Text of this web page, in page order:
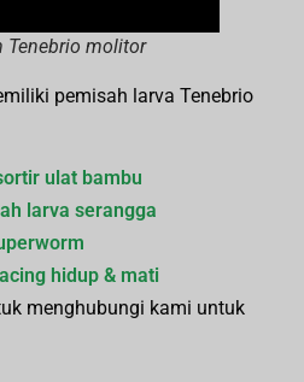
Tenebrio molitor
pemisah larva Tenebrio
ulat bambu
larva serangga
hidup & mati
menghubungi kami untuk